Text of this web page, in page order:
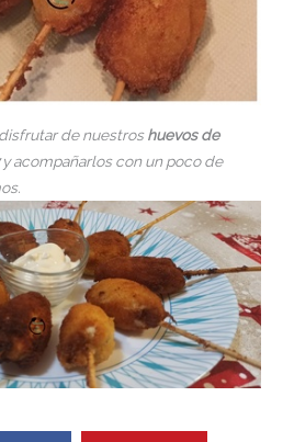
de nuestroshuevos de
y acompañarlos con un poco de